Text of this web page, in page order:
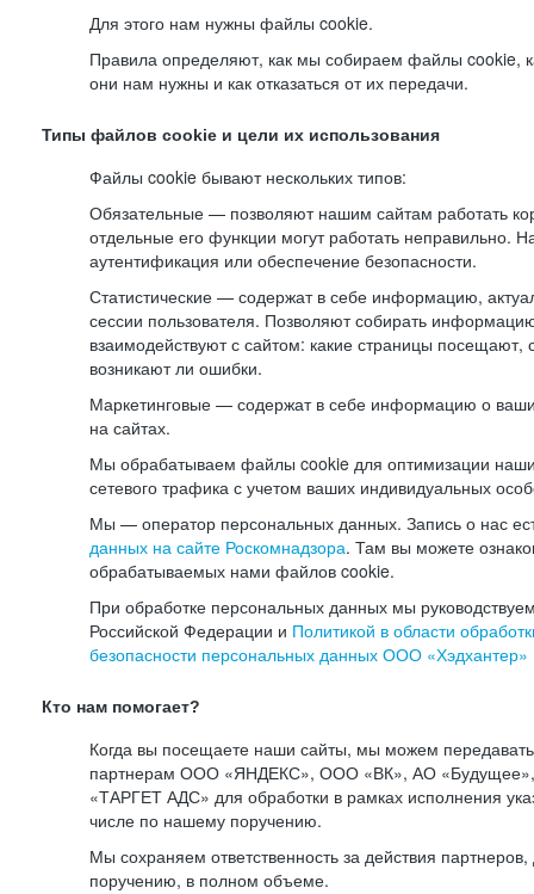
Для этого нам нужны файлы cookie.
Правила определяют, как мы собираем файлы cookie,
они нам нужны и как отказаться от их передачи.
Типы файлов cookie и цели их использования
Файлы cookie бывают нескольких типов:
Обязательные — позволяют нашим сайтам работать
отдельные его функции могут работать неправильно.
аутентификация или обеспечение безопасности.
Статистические — содержат в себе информацию,
сессии пользователя. Позволяют собирать
взаимодействуют с сайтом: какие страницы посещают,
возникают ли ошибки.
Маркетинговые — содержат в себе информацию о
на сайтах.
Мы обрабатываем файлы cookie для оптимизации
сетевого трафика с учетом ваших индивидуальных
Мы — оператор персональных данных. Запись о нас
данных на сайте Роскомнадзора. Там вы можете
обрабатываемых нами файлов cookie.
При обработке персональных данных мы
Российской Федерации и Политикой в области
безопасности персональных данных ООО «Хэдхантер»
Кто нам помогает?
Когда вы посещаете наши сайты, мы можем
партнерам ООО «ЯНДЕКС», ООО «ВК», АО
«ТАРГЕТ АДС» для обработки в рамках исполнения
числе по нашему поручению.
Мы сохраняем ответственность за действия
поручению, в полном объеме.